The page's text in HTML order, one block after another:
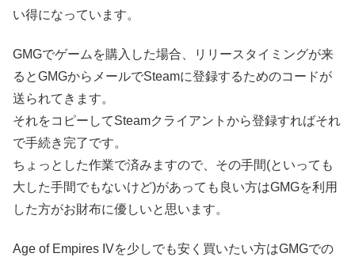
い得になっています。
GMGでゲームを購入した場合、リリースタイミングが来
るとGMGからメールでSteamに登録するためのコードが
送られてきます。
それをコピーしてSteamクライアントから登録すればそれ
で手続き完了です。
ちょっとした作業で済みますので、その手間(といっても
大した手間でもないけど)があっても良い方はGMGを利用
した方がお財布に優しいと思います。
Age of Empires IVを少しでも安く買いたい方はGMGでの